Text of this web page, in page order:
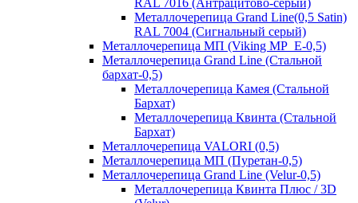
Металлочерепица Grand Line(0,5 Satin)
RAL 7004 (Сигнальный серый)
Металлочерепица МП (Viking MP_E-0,5)
Металлочерепица Grand Line (Стальной
бархат-0,5)
Металлочерепица Камея (Стальной
Бархат)
Металлочерепица Квинта (Стальной
Бархат)
Металлочерепица VALORI (0,5)
Металлочерепица МП (Пуретан-0,5)
Металлочерепица Grand Line (Velur-0,5)
Металлочерепица Квинта Плюс / 3D